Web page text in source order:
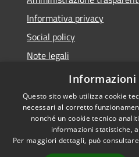
Informativa privacy
Social policy
Note legali
Dichiarazione di accessibilità
Accessibilità
Informazioni
Questo sito web utilizza cookie
necessari al corretto
nonché un cookie tecnico
informazioni statistiche,
Per maggiori dettagli, può